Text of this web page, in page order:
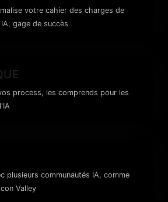
votre cahier des charges de
gage de succès
process, les comprends pour les
plusieurs communautés IA, comme
Valley